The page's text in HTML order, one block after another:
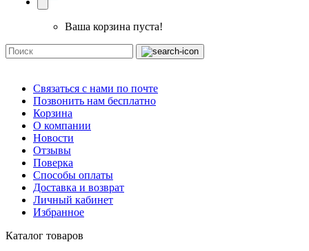
Ваша корзина пуста!
Связаться с нами по почте
Позвонить нам бесплатно
Корзина
О компании
Новости
Отзывы
Поверка
Способы оплаты
Доставка и возврат
Личный кабинет
Избранное
Каталог товаров